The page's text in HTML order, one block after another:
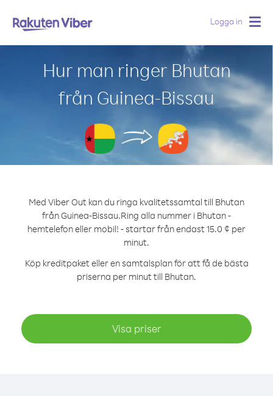
Logga in
Hur man ringer Bhutan
från Guinea-Bissau
Med Viber Out kan du ringa kvalitetssamtal till Bhutan
från Guinea-Bissau.Ring alla nummer i Bhutan -
hemtelefon eller mobil! - startar från endast 15.0 ¢ per
minut.
Köp kreditpaket eller en samtalsplan för att få de bästa
priserna per minut till Bhutan.
Visa priser